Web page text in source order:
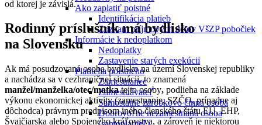
Ako zaplatiť poistné
Identifikácia platieb
Zoznam príjmových účtov VšZP pobočiek
Informácie k nedoplatkom
Nedoplatky
Zastavenie starých exekúcii
Platitelia poistného
Zamestnanec
Zamestnávateľ
Samostatne zárobkovo činná osoba
Dobrovoľne nezamestnaná osoba
od ktorej je závislá.
Rodinný príslušník má bydlisko
na Slovensku
Ak má posudzovaná osoba bydlisko na území Slovenskej republiky
a nachádza sa v cezhraničnej situácii, to znamená
manžel/manželka/otec/matkatejto osoby, podlieha na základe
výkonu ekonomickej aktivity (zamestnanie, SZČO, prípadne aj
dôchodca) právnym predpisom iného členského štátu EÚ, EHP,
Švajčiarska alebo Spojeného kráľovstva, a zároveň je niektorou